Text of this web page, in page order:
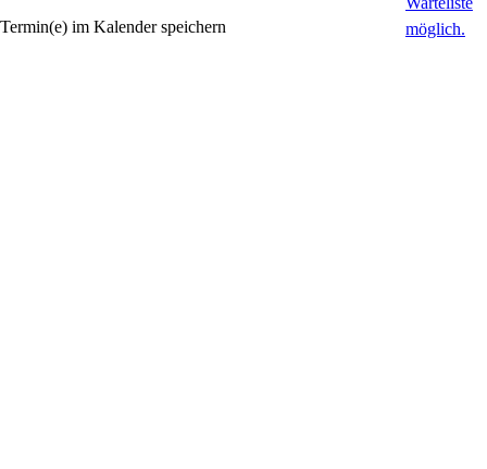
Termin(e) im Kalender speichern